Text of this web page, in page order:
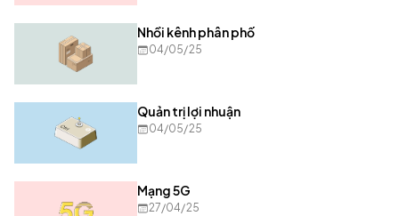
Nhồi kênh phân phố
04/05/25
Quản trị lợi nhuận
04/05/25
Mạng 5G
27/04/25